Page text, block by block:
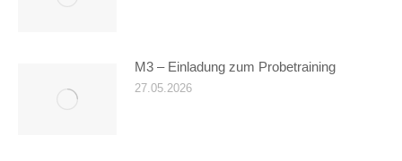
M3 – Einladung zum Probetraining
27.05.2026